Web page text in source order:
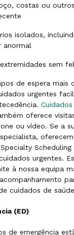
costas ou
isolados,
anormal
sem
de espera mais
urgentes
oferece
ou vídeo. Se a
urgentes.
à nossa equipa
cuidados de
(ED)
de emergência